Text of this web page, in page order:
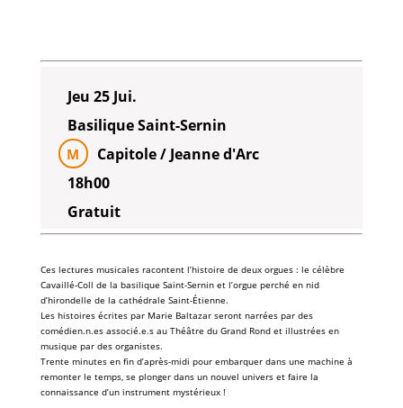
Jeu 25 Jui.
Basilique Saint-Sernin
M
Capitole / Jeanne d'Arc
18h00
Gratuit
Ces lectures musicalesracontent l’histoire de deux orgues: le célèbre
Cavaillé-Coll de la basilique Saint-Serninet l’orgue perché en nid
d’hirondelle de la cathédrale Saint-Étienne.
Les histoires écrites par Marie Baltazarseront narrées par des
comédien.n.es associé.e.s au Théâtre du Grand Rondet illustrées en
musique par des organistes.
Trente minutes en fin d’après-midi pour embarquer dans une machine à
remonter le temps, se plonger dans un nouvel univers et faire la
connaissance d’un instrumentmystérieux !